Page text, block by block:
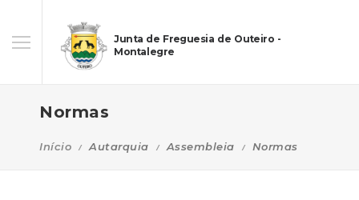
Junta de Freguesia de Outeiro -
Montalegre
Normas
Início Autarquia Assembleia Normas